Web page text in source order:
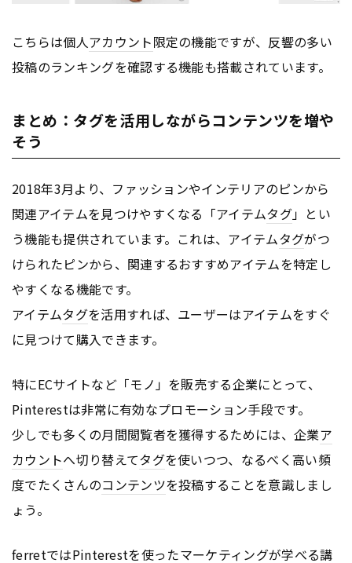
こちらは個人アカウント限定の機能ですが、反響の多い
投稿のランキングを確認する機能も搭載されています。
まとめ：タグを活用しながらコンテンツを増や
そう
2018年3月より、ファッションやインテリアのピンから
関連アイテムを見つけやすくなる「アイテムタグ」とい
う機能も提供されています。これは、アイテムタグがつ
けられたピンから、関連するおすすめアイテムを特定し
やすくなる機能です。
アイテムタグを活用すれば、ユーザーはアイテムをすぐ
に見つけて購入できます。
特にECサイトなど「モノ」を販売する企業にとって、
Pinterestは非常に有効なプロモーション手段です。
少しでも多くの月間閲覧者を獲得するためには、企業ア
カウントへ切り替えてタグを使いつつ、なるべく高い頻
度でたくさんのコンテンツを投稿することを意識しまし
ょう。
ferretではPinterestを使ったマーケティングが学べる講